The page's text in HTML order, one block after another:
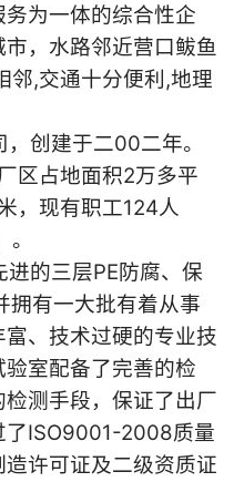
为一体的综合性企
，水路邻近营口鲅鱼
邻,交通十分便利,地理
创建于二00二年。
区占地面积2万多平
，现有职工124人
的三层PE防腐、保
拥有一大批有着从事
、技术过硬的专业技
室配备了完善的检
测手段，保证了出厂
了ISO9001-2008质量
许可证及二级资质证